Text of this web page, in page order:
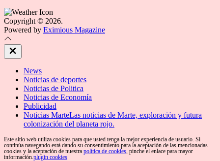
Copyright © 2026.
Powered by Eximious Magazine
Close
Off
News
Noticias de deportes
Noticias de Politica
Noticias de Economía
Publicidad
Noticias MarteLas noticias de Marte, exploración y futura
colonización del planeta rojo.
Este sitio web utiliza cookies para que usted tenga la mejor experiencia de usuario. Si
continúa navegando está dando su consentimiento para la aceptación de las mencionadas
cookies y la aceptación de nuestra política de cookies, pinche el enlace para mayor
información.plugin cookies